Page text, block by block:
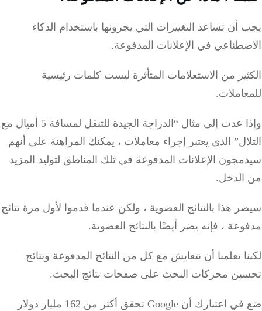
أن تساعد التغييرات التي يجرونها باستخدام الذكاء
في الإعلانات المدفوعة.
من الاستعلامات المتأثرة ليست كلمات رئيسية
وإذا عدت إلى مثال “الدراجة الجيدة للتنقل لمسافة 5 أميال مع
الذي يعتبر إجراء معاملات ، يمكنك المراهنة على أنهم
الإعلانات المدفوعة في تلك المناطق لتوليد المزيد
هذا بالنتائج العضوية ، ولكن عندما قدموا لأول مرة نتائج
، فإنه يضر أيضًا بالنتائج العضوية.
تعلمنا أن نتعايش مع كل من النتائج المدفوعة ونتائج
محركات البحث على صفحات نتائج البحث.
ضع في اعتبارك أن Google تحقق أكثر من 162 مليار دولار